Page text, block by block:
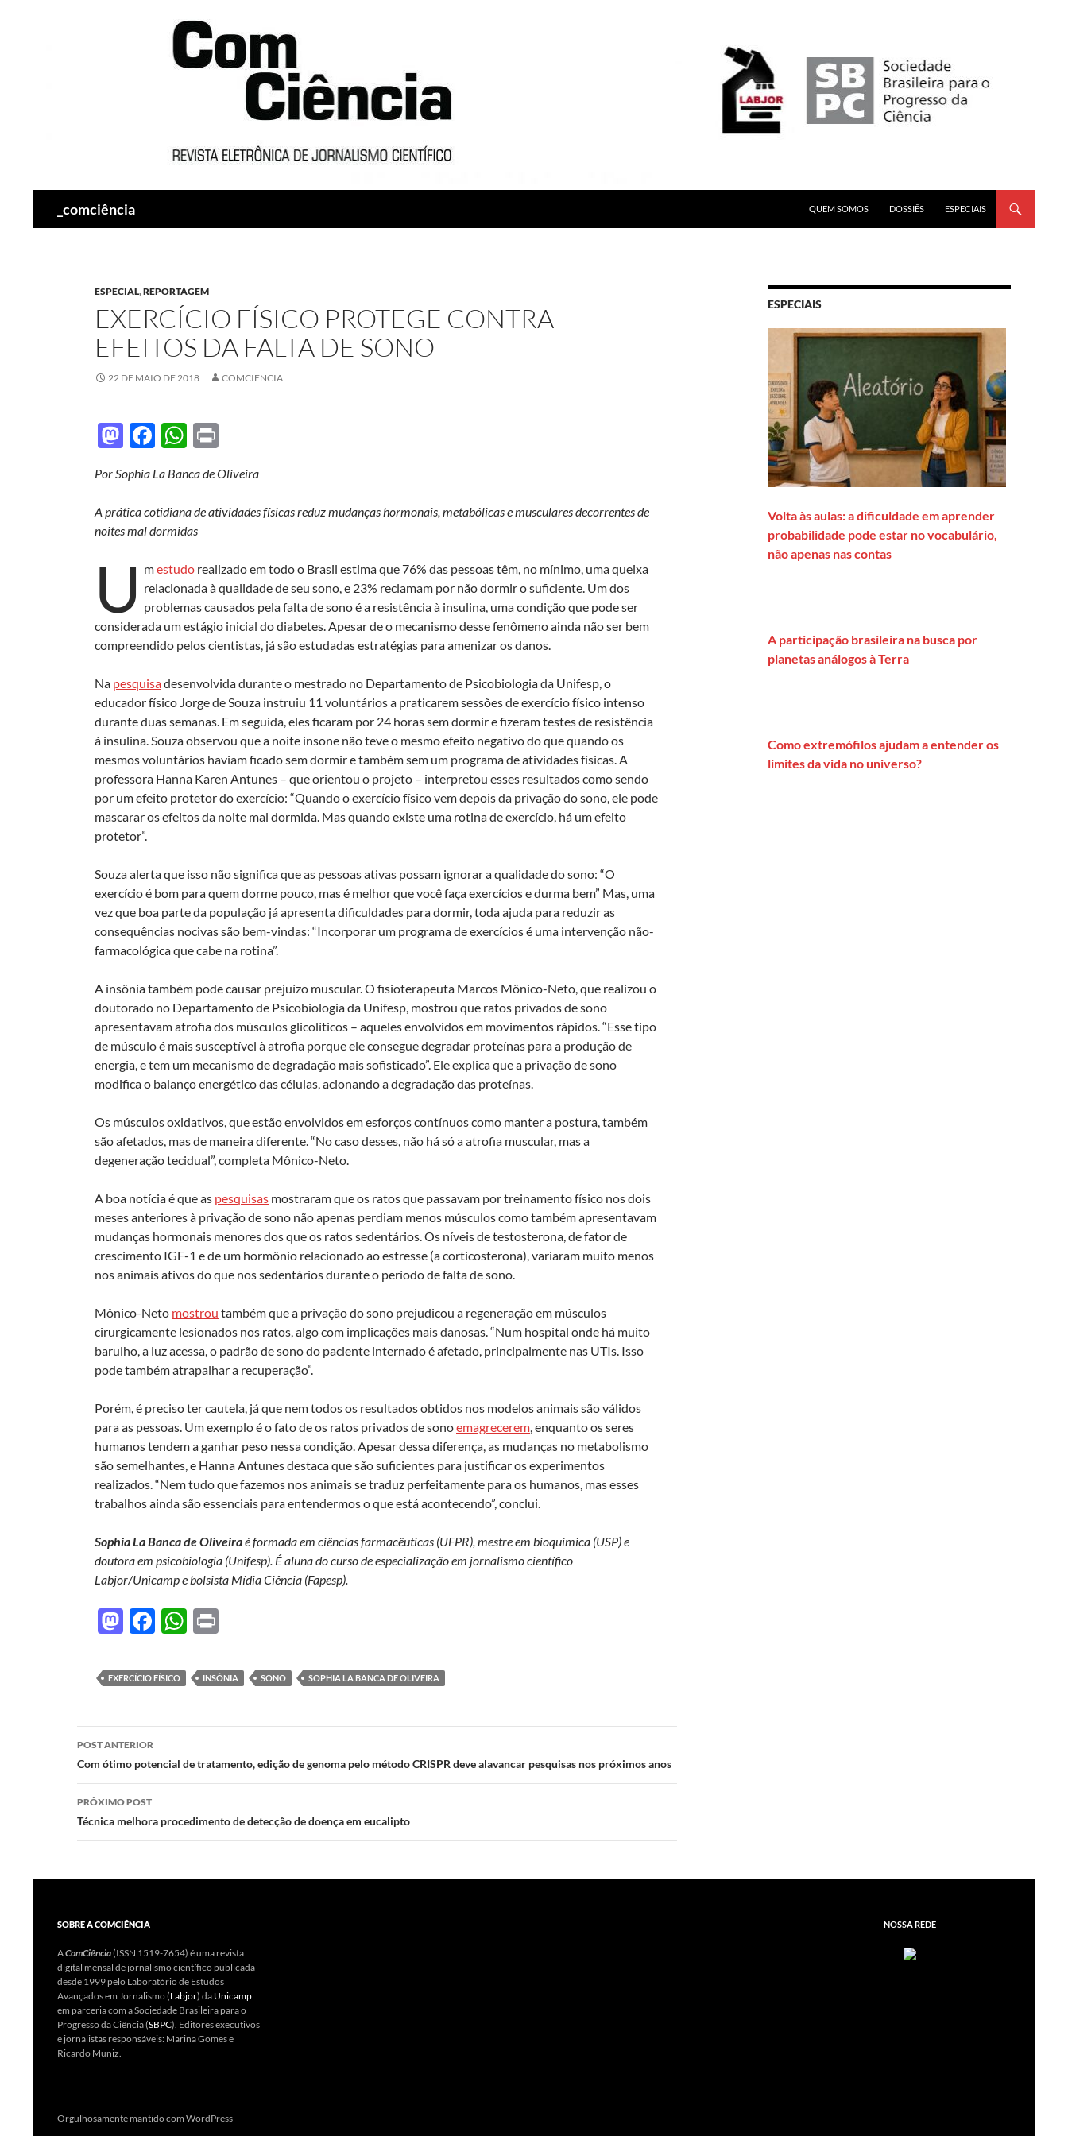
_comciência
QUEM SOMOS
DOSSIÊS ESPECIAIS
ESPECIAL,REPORTAGEM
EXERCÍCIO FÍSICO PROTEGE CONTRA
EFEITOS DA FALTA DE SONO
22 DE MAIO DE 2018 COMCIENCIA
M
to
d
o
n
F
e
b
o
o
k
W
at
s
A
p
p
nt
Por Sophia La Banca de Oliveira
A prática cotidiana de atividades físicas reduz mudanças hormonais, metabólicas e musculares decorrentes de
noites mal dormidas
U mestudo realizado em todo o Brasil estima que 76% das pessoas têm, no mínimo, uma queixa
relacionada à qualidade de seu sono, e 23% reclamam por não dormir o suficiente. Um dos
problemas causados pela falta de sono é a resistência à insulina, uma condição que pode ser
considerada um estágio inicial do diabetes. Apesar de o mecanismo desse fenômeno ainda não ser bem
compreendido pelos cientistas, já são estudadas estratégias para amenizar os danos.
Na pesquisadesenvolvida durante o mestrado no Departamento de Psicobiologia da Unifesp, o
educador físico Jorge de Souza instruiu 11 voluntários a praticarem sessões de exercício físico intenso
durante duas semanas. Em seguida, eles ficaram por 24 horas sem dormir e fizeram testes de resistência
à insulina. Souza observou que a noite insone não teve o mesmo efeito negativo do que quando os
mesmos voluntários haviam ficado sem dormir e também sem um programa de atividades físicas. A
professora Hanna Karen Antunes – que orientou o projeto – interpretou esses resultados como sendo
por um efeito protetor do exercício: “Quando o exercício físico vem depois da privação do sono, ele pode
mascarar os efeitos da noite mal dormida. Mas quando existe uma rotina de exercício, há um efeito
protetor”.
Souza alerta que isso não significa que as pessoas ativas possam ignorar a qualidade do sono: “O
exercício é bom para quem dorme pouco, mas é melhor que você faça exercícios e durma bem” Mas, uma
vez que boa parte da população já apresenta dificuldades para dormir, toda ajuda para reduzir as
consequências nocivas são bem-vindas: “Incorporar um programa de exercícios é uma intervenção não-
farmacológica que cabe na rotina”.
A insônia também pode causar prejuízo muscular. O fisioterapeuta Marcos Mônico-Neto, que realizou o
doutorado no Departamento de Psicobiologia da Unifesp, mostrou que ratos privados de sono
apresentavam atrofia dos músculos glicolíticos – aqueles envolvidos em movimentos rápidos. “Esse tipo
de músculo é mais susceptível à atrofia porque ele consegue degradar proteínas para a produção de
energia, e tem um mecanismo de degradação mais sofisticado”. Ele explica que a privação de sono
modifica o balanço energético das células, acionando a degradação das proteínas.
Os músculos oxidativos, que estão envolvidos em esforços contínuos como manter a postura, também
são afetados, mas de maneira diferente. “No caso desses, não há só a atrofia muscular, mas a
degeneração tecidual”, completa Mônico-Neto.
A boa notícia é que as pesquisas mostraram que os ratos que passavam por treinamento físico nos dois
meses anteriores à privação de sono não apenas perdiam menos músculos como também apresentavam
mudanças hormonais menores dos que os ratos sedentários. Os níveis de testosterona, de fator de
crescimento IGF-1 e de um hormônio relacionado ao estresse (a corticosterona), variaram muito menos
nos animais ativos do que nos sedentários durante o período de falta de sono.
Mônico-Neto mostrou também que a privação do sono prejudicou a regeneração em músculos
cirurgicamente lesionados nos ratos, algo com implicações mais danosas. “Num hospital onde há muito
barulho, a luz acessa, o padrão de sono do paciente internado é afetado, principalmente nas UTIs. Isso
pode também atrapalhar a recuperação”.
Porém, é preciso ter cautela, já que nem todos os resultados obtidos nos modelos animais são válidos
para as pessoas. Um exemplo é o fato de os ratos privados de sonoemagrecerem, enquanto os seres
humanos tendem a ganhar peso nessa condição. Apesar dessa diferença, as mudanças no metabolismo
são semelhantes, e Hanna Antunes destaca que são suficientes para justificar os experimentos
realizados. “Nem tudo que fazemos nos animais se traduz perfeitamente para os humanos, mas esses
trabalhos ainda são essenciais para entendermos o que está acontecendo”, conclui.
Sophia La Banca de Oliveiraé formada em ciências farmacêuticas (UFPR), mestre em bioquímica (USP) e
doutora em psicobiologia (Unifesp). É aluna do curso de especialização em jornalismo científico
Labjor/Unicamp e bolsista Mídia Ciência (Fapesp).
M
to
d
o
n
F
e
b
o
k
W
at
s
A
p
nt
EXERCÍCIO FÍSICO INSÔNIA SONO SOPHIA LA BANCA DE OLIVEIRA
Navegação
de
posts
POST ANTERIOR
Com ótimo potencial de tratamento, edição de genoma pelo método CRISPR deve alavancar pesquisas nos próximos anos
PRÓXIMO POST
Técnica melhora procedimento de detecção de doença em eucalipto
ESPECIAIS
Volta às aulas: a dificuldade em aprender
probabilidade pode estar no vocabulário,
não apenas nas contas
A participação brasileira na busca por
planetas análogos à Terra
Como extremófilos ajudam a entender os
limites da vida no universo?
SOBRE A COMCIÊNCIA
AComCiência(ISSN 1519-7654) é uma revista
digital mensal de jornalismo científico publicada
desde 1999 pelo Laboratório de Estudos
Avançados em Jornalismo (Labjor) da Unicamp
em parceria com a Sociedade Brasileira para o
Progresso da Ciência (SBPC). Editores executivos
e jornalistas responsáveis: Marina Gomes e
Ricardo Muniz.
NOSSA REDE
Orgulhosamente mantido com WordPress